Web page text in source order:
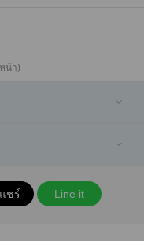
น้า)
แชร์ Line it